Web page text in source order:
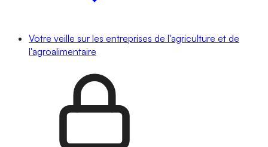
Votre veille sur les entreprises de l'agriculture et de
l'agroalimentaire